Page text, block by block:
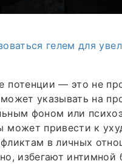
гелем для
потенции — это не
указывать на
фоном или
может привести к
в личных
избегают